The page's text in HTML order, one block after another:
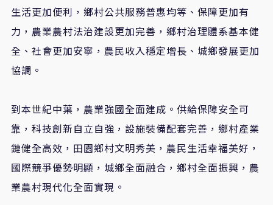
生活更加便利，鄉村公共服務普惠均等、保障更加有
力，農業農村法治建設更加完善，鄉村治理體系基本健
全、社會更加安寧，農民收入穩定增長、城鄉發展更加
協調。
到本世紀中葉，農業強國全面建成。供給保障安全可
靠，科技創新自立自強，設施裝備配套完善，鄉村產業
鏈健全高效，田園鄉村文明秀美，農民生活幸福美好，
國際競爭優勢明顯，城鄉全面融合，鄉村全面振興，農
業農村現代化全面實現。